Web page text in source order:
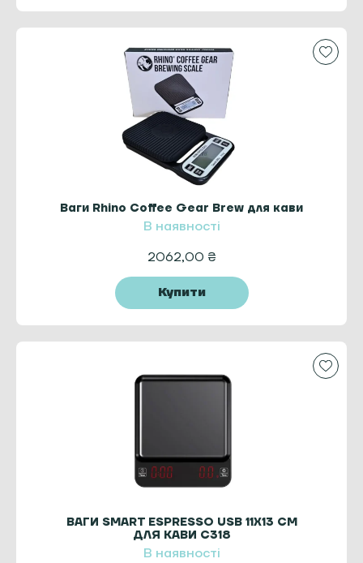
Ваги Rhino Coffee Gear Brew для кави
В наявності
2062,00 ₴
Купити
ВАГИ SMART ESPRESSO USB 11X13 СМ
ДЛЯ КАВИ C318
В наявності